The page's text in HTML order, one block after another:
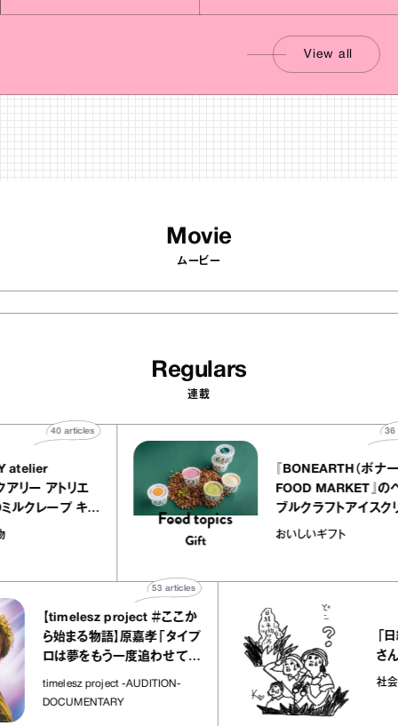
View all
Movie
ムービー
Regulars
連載
EQUALLY atelier
（イクアリー アトリエ
ーレ）』のミルクレープ キャ
メルバニーユほか｜chico
子な宝物
『
FOOD
ブルクラフ
｜真野知子
おいしいギフト
timelesz project ＃ここか
始まる物語】原嘉孝「タイプ
は夢をもう一度追わせてく
た場所」
project -AUDITION-
「日経平均7
さんが解説
社会のじかん